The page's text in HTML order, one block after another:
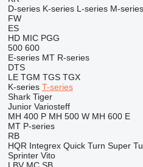
D-series K-series L-series M-series
FW
ES
HD MIC PGG
500 600
E-series MT R-series
DTS
LE TGM TGS TGX
K-series T-series
Shark Tiger
Junior Variosteff
MH 400 P MH 500 W MH 600 E
MT P-series
RB
HQR Integrex Quick Turn Super
Sprinter Vito